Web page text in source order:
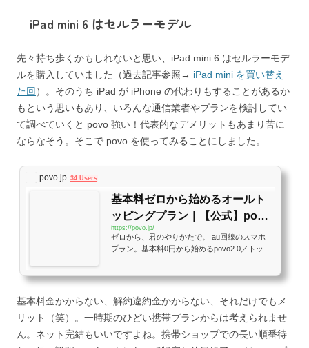
iPad mini 6 はセルラーモデル
先々持ち歩くかもしれないと思い、iPad mini 6 はセルラーモデ
ルを購入していました（過去記事参照→ iPad mini を買い替え
た回 ）。そのうち iPad が iPhone の代わりもすることがあるか
もという思いもあり、いろんな通信業者やプランを検討してい
て調べていくと povo 強い！代表的なデメリットもあまり苦に
ならなそう。そこで povo を使ってみることにしました。
povo.jp 34 Users
基本料ゼロから始めるオールト
ッピングプラン｜【公式】povo
2.0
https://povo.jp/
ゼロから、君のやりかたで。 au回線のスマホ
プラン。基本料0円から始めるpovo2.0／トッピ
基本料金かからない、解約違約金かからない、それだけでもメ
リット（笑）。一時期のひどい携帯プランからは考えられませ
ん。ネット完結もいいですよね。携帯ショップでの長い順番待